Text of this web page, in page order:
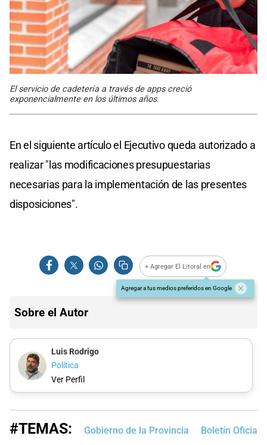
El servicio de cadetería a través de apps creció
exponencialmente en los últimos años.
En el siguiente artículo el Ejecutivo queda autorizado a
realizar "las modificaciones presupuestarias
necesarias para la implementación de las presentes
disposiciones".
+ Agregar El Litoral en
Agregar a tus medios preferidos en Google
Sobre el Autor
Luis Rodrigo
Política
Ver Perfil
#TEMAS: Gobierno de la Provincia Boletín Oficial